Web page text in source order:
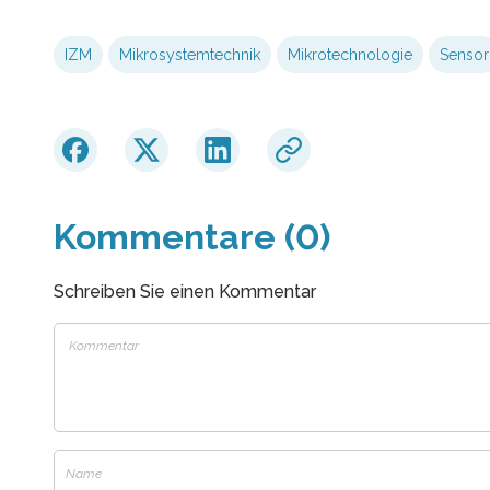
IZM Mikrosystemtechnik Mikrotechnologie Sensor
Kommentare (0)
Schreiben Sie einen Kommentar